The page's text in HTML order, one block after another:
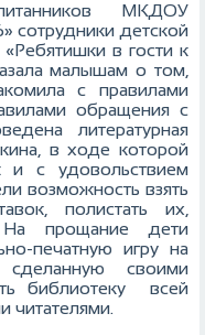
МКДОУ
сотрудники детской
в гости к
малышам о том,
с правилами
обращения с
литературная
в ходе которой
и с удовольствием
возможность взять
полистать их,
На прощание дети
печатную игру на
сделанную своими
библиотеку всей
читателями.